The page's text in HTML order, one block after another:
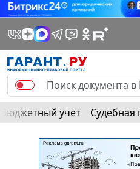
Бюджетный учет Судебная